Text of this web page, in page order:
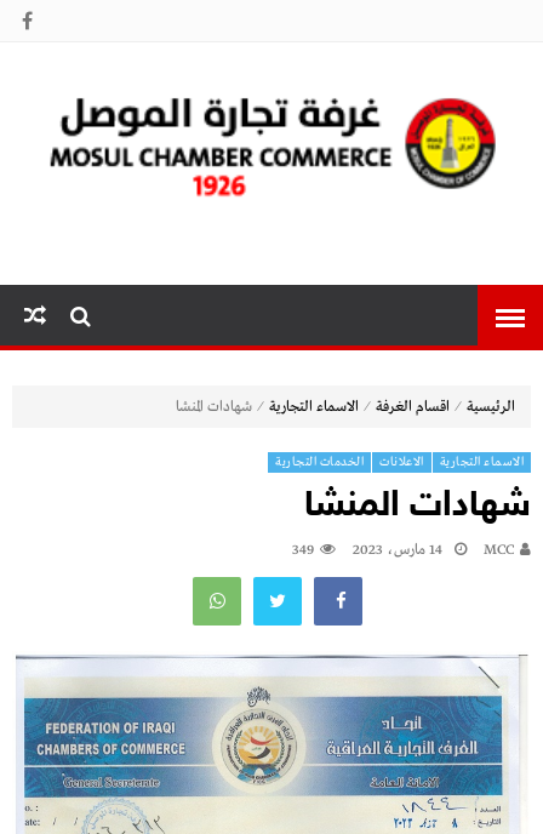
الموصل
الرئيسية ⁄ اقسام الغرفة ⁄ الاسماء التجارية ⁄ شهادات المنشا
الاسماء التجارية الاعلانات الخدمات التجارية
شهادات المنشا
MCC 14 مارس، 2023 349